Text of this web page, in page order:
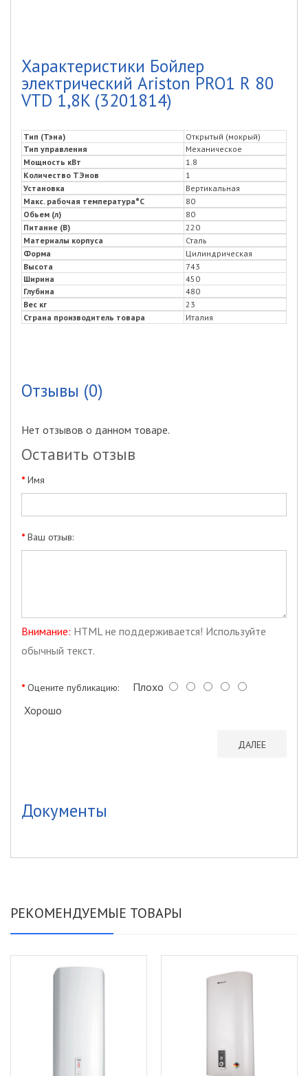
Характеристики Бойлер
электрический Ariston PRO1 R 80
VTD 1,8K (3201814)
Тип (Тэна)
Открытый (мокрый)
Тип управления
Механическое
Мощность кВт
1.8
Количество ТЭнов
1
Установка
Вертикальная
Макс. рабочая температура°C
80
Обьем (л)
80
Питание (В)
220
Материалы корпуса
Сталь
Форма
Цилиндрическая
Высота
743
Ширина
450
Глубина
480
Вес кг
23
Страна производитель товара
Италия
Отзывы (0)
Нет отзывов о данном товаре.
Оставить отзыв
Имя
Ваш отзыв:
Внимание: HTML не поддерживается! Используйте
обычный текст.
Оцените публикацию: Плохо
Хорошо
ДАЛЕЕ
Документы
РЕКОМЕНДУЕМЫЕ ТОВАРЫ